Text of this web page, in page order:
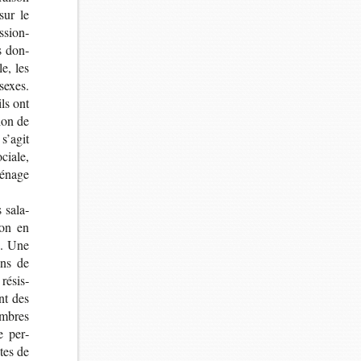
le
don­
les
ont
de
sala­
en
Une
de
résis­
des
per­
de